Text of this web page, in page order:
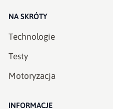
NA SKRÓTY
Technologie
Testy
Motoryzacja
INFORMACJE